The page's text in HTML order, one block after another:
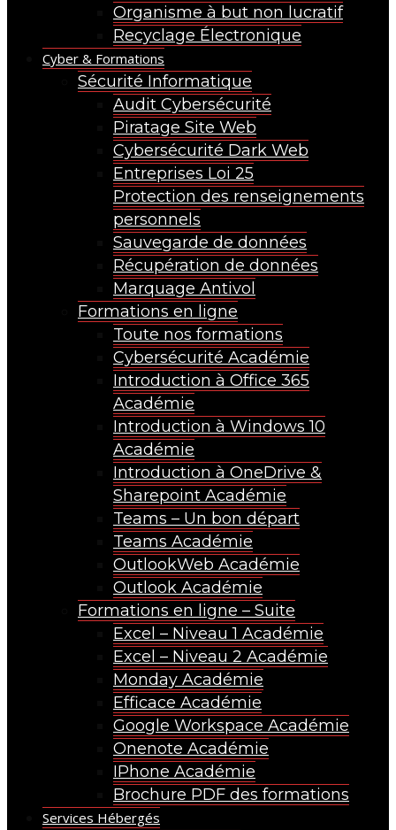
Organisme à but non lucratif
Recyclage Électronique
Cyber & Formations
Sécurité Informatique
Audit Cybersécurité
Piratage Site Web
Cybersécurité Dark Web
Entreprises Loi 25
Protection des renseignements
personnels
Sauvegarde de données
Récupération de données
Marquage Antivol
Formations en ligne
Toute nos formations
Cybersécurité Académie
Introduction à Office 365
Académie
Introduction à Windows 10
Académie
Introduction à OneDrive &
Sharepoint Académie
Teams – Un bon départ
Teams Académie
OutlookWeb Académie
Outlook Académie
Formations en ligne – Suite
Excel – Niveau 1 Académie
Excel – Niveau 2 Académie
Monday Académie
Efficace Académie
Google Workspace Académie
Onenote Académie
IPhone Académie
Brochure PDF des formations
Services Hébergés